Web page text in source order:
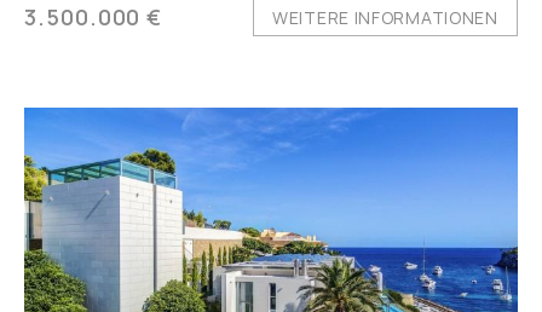
3.500.000 € WEITERE INFORMATIONEN